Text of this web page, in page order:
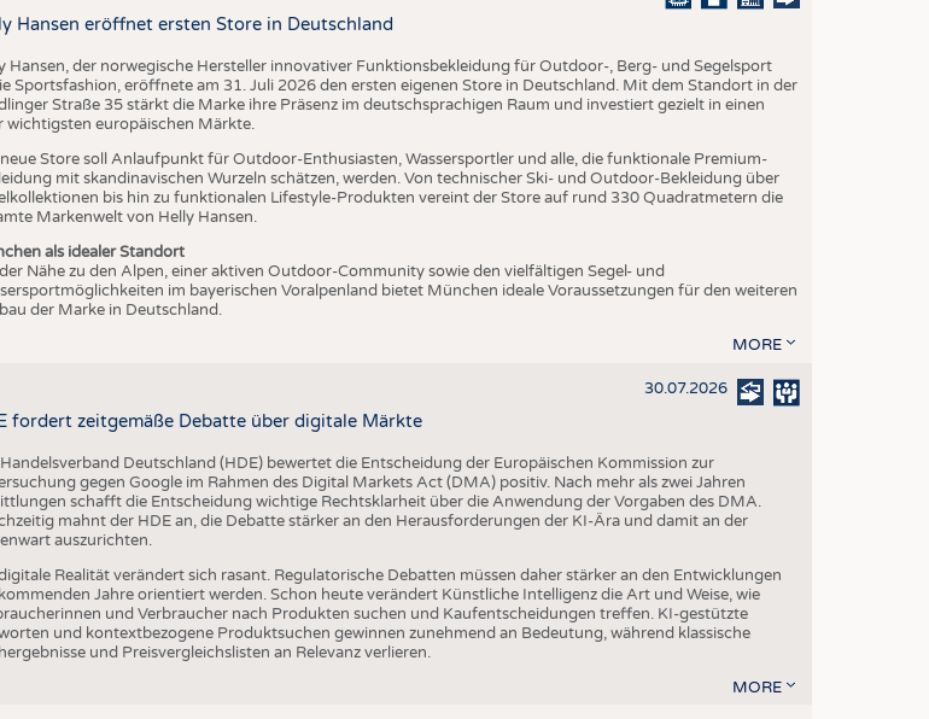
AUSSCHREIBUNGSDIENST
Hansen eröffnet ersten Store in Deutschland
Hansen, der norwegische Hersteller innovativer Funktionsbekleidung für Outdoor-, Berg- und Segelsport
Sportsfashion, eröffnete am 31. Juli 2026 den ersten eigenen Store in Deutschland. Mit dem Standort in der
Straße 35 stärkt die Marke ihre Präsenz im deutschsprachigen Raum und investiert gezielt in einen
wichtigsten europäischen Märkte.
Store soll Anlaufpunkt für Outdoor-Enthusiasten, Wassersportler und alle, die funktionale Premium-
mit skandinavischen Wurzeln schätzen, werden. Von technischer Ski- und Outdoor-Bekleidung über
bis hin zu funktionalen Lifestyle-Produkten vereint der Store auf rund 330 Quadratmetern die
Markenwelt von Helly Hansen.
als idealer Standort
Nähe zu den Alpen, einer aktiven Outdoor-Community sowie den vielfältigen Segel- und
im bayerischen Voralpenland bietet München ideale Voraussetzungen für den weiteren
der Marke in Deutschland.
MORE
30.07.2026
fordert zeitgemäße Debatte über digitale Märkte
Deutschland (HDE) bewertet die Entscheidung der Europäischen Kommission zur
gegen Google im Rahmen des Digital Markets Act (DMA) positiv. Nach mehr als zwei Jahren
schafft die Entscheidung wichtige Rechtsklarheit über die Anwendung der Vorgaben des DMA.
mahnt der HDE an, die Debatte stärker an den Herausforderungen der KI-Ära und damit an der
auszurichten.
Realität verändert sich rasant. Regulatorische Debatten müssen daher stärker an den Entwicklungen
Jahre orientiert werden. Schon heute verändert Künstliche Intelligenz die Art und Weise, wie
und Verbraucher nach Produkten suchen und Kaufentscheidungen treffen. KI-gestützte
und kontextbezogene Produktsuchen gewinnen zunehmend an Bedeutung, während klassische
und Preisvergleichslisten an Relevanz verlieren.
MORE